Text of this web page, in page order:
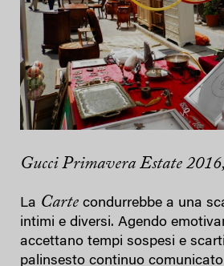
Gucci Primavera Estate
La Carte condurrebbe a una
intimi e diversi. Agendo
accettano tempi sospesi e
palinsesto continuo